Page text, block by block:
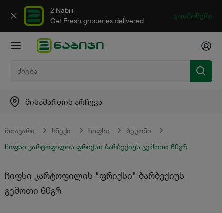
2 Nabiji
Get Fresh groceries delivered
გადმოწერა
მისამართის არჩევა
მთავარი სნექი ჩიფსი
ბეკონი
ჩიფსი კარტოფილის ფრიქსი ბარბექიუს გემოთი 60გრ
ჩიფსი კარტოფილის "ფრიქსი" ბარბექიუს
გემოთი 60გრ